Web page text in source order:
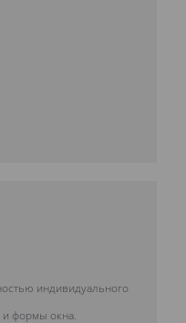
индивидуального
и формы окна.